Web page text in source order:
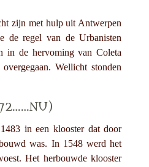
zijn met hulp uit Antwerpen
de regel van de Urbanisten
in de hervoming van Coleta
Wellicht stonden
in een klooster dat door
was. In 1548 werd het
Het herbouwde klooster